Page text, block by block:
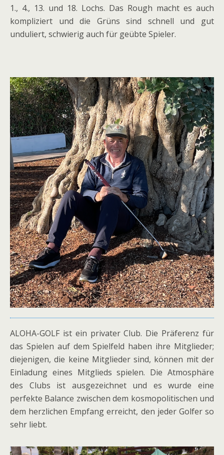
1., 4., 13. und 18. Lochs. Das Rough macht es auch
kompliziert und die Grüns sind schnell und gut
unduliert, schwierig auch für geübte Spieler.
ALOHA-GOLF ist ein privater Club. Die Präferenz für
das Spielen auf dem Spielfeld haben ihre Mitglieder;
diejenigen, die keine Mitglieder sind, können mit der
Einladung eines Mitglieds spielen. Die Atmosphäre
des Clubs ist ausgezeichnet und es wurde eine
perfekte Balance zwischen dem kosmopolitischen und
dem herzlichen Empfang erreicht, den jeder Golfer so
sehr liebt.